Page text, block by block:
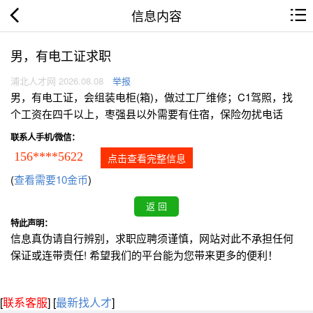
信息内容
男，有电工证求职
浦北人才网 2026.08.08 举报
男，有电工证，会组装电柜(箱)，做过工厂维修；C1驾照，找
个工资在四千以上，枣强县以外需要有住宿，保险勿扰电话
联系人手机/微信：
156****5622 点击查看完整信息
(查看需要10金币)
特此声明：
信息真伪请自行辨别，求职应聘须谨慎，网站对此不承担任何
保证或连带责任! 希望我们的平台能为您带来更多的便利！
[联系客服] [最新找人才]